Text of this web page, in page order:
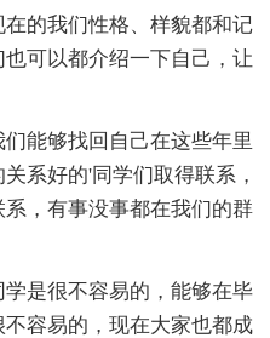
的我们性格、样貌都和记
可以都介绍一下自己，让
能够找回自己在这些年里
系好的'同学们取得联系，
，有事没事都在我们的群
是很不容易的，能够在毕
容易的，现在大家也都成